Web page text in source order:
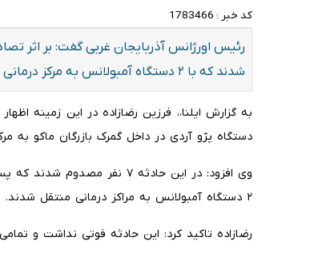
کد خبر : 1783466
رئیس اورژانس آذربایجان غربی گفت: بر اثر
شدند که با ۲ دستگاه آمبولانس به مرکز درمانی منتقل شدند.
دستگاه پژو آردی در داخل گمرک بازرگان ماکو به
وی افزود: در این حادثه ۷ نفر
۲ دستگاه آمبولانس به مراکز درمانی منتقل شدند.
رضازاده تاکید کرد: این حادثه فوتی نداشت و